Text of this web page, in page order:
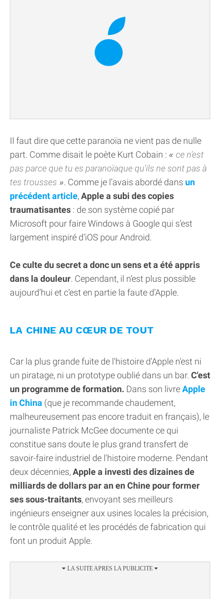
Il faut dire que cette paranoïa ne vient pas de nulle
part. Comme disait le poète Kurt Cobain :
ce n'est
pas parce que tu es paranoïaque qu'ils ne sont pas à
tes trousses
. Comme je l’avais abordé dans un
précédent article,Apple a subi des copies
traumatisantes : de son système copié par
Microsoft pour faire Windows à Google qui s’est
largement inspiré d’iOS pour Android.
Ce culte du secret a donc un sens et a été appris
dans la douleur. Cependant, il n’est plus possible
aujourd’hui et c’est en partie la faute d’Apple.
LA CHINE AU CŒUR DE TOUT
Car la plus grande fuite de l'histoire d'Apple n'est ni
un piratage, ni un prototype oublié dans un bar. C'est
un programme de formation. Dans son livreApple
in China (que je recommande chaudement,
malheureusement pas encore traduit en français), le
journaliste Patrick McGee documente ce qui
constitue sans doute le plus grand transfert de
savoir-faire industriel de l'histoire moderne. Pendant
deux décennies,Apple a investi des dizaines de
milliards de dollars par an en Chine pour former
ses sous-traitants, envoyant ses meilleurs
ingénieurs enseigner aux usines locales la précision,
le contrôle qualité et les procédés de fabrication qui
font un produit Apple.